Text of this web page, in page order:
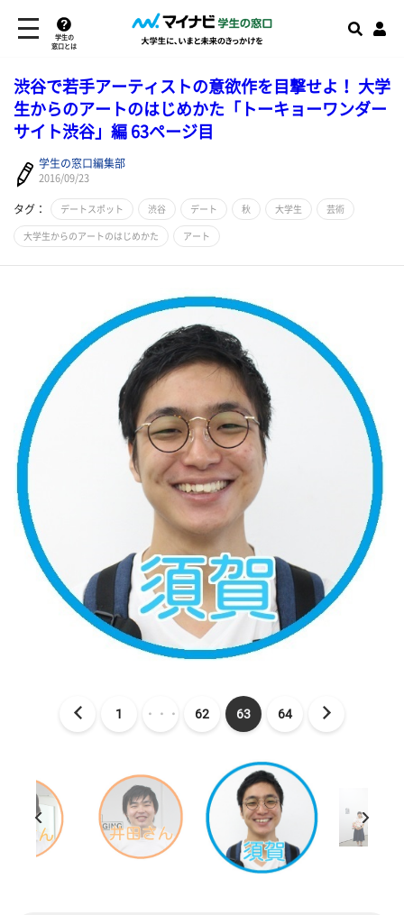
学生の
窓口とは
​渋谷で若手アーティストの意欲作を目撃せよ！ 大学
生からのアートのはじめかた「トーキョーワンダー
サイト渋谷」編 63ページ目
学生の窓口編集部
2016/09/23
タグ： デートスポット 渋谷 デート 秋 大学生 芸術
大学生からのアートのはじめかた アート
1 ・・・ 62 63 64